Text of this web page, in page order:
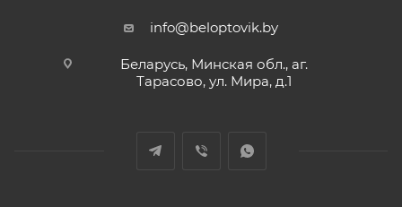
info@beloptovik.by
Беларусь, Минская обл., аг.
Тарасово, ул. Мира, д.1